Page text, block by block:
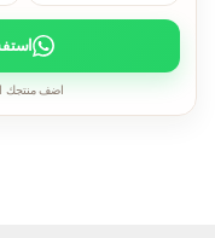
اضف منتجك